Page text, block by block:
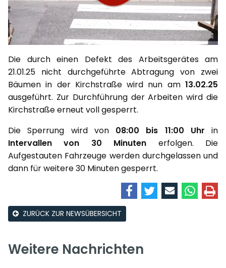
Die durch einen Defekt des Arbeitsgerätes am
21.01.25 nicht durchgeführte Abtragung von zwei
Bäumen in der Kirchstraße wird nun am 13.02.25
ausgeführt. Zur Durchführung der Arbeiten wird die
Kirchstraße erneut voll gesperrt.
Die Sperrung wird von08:00 bis 11:00 Uhr in
Intervallen von 30 Minuten erfolgen. Die
Aufgestauten Fahrzeuge werden durchgelassen und
dann für weitere 30 Minuten gesperrt.
ZURÜCK ZUR NEWSÜBERSICHT
Weitere Nachrichten